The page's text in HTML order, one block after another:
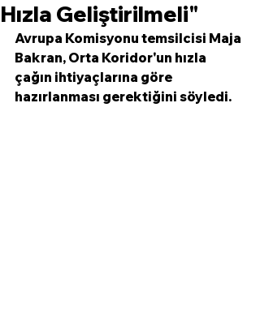
Hızla Geliştirilmeli"
Avrupa Komisyonu temsilcisi Maja
Bakran, Orta Koridor'un hızla
çağın ihtiyaçlarına göre
hazırlanması gerektiğini söyledi.